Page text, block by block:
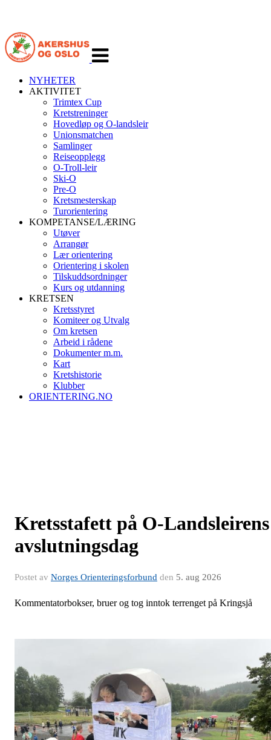
navigasjon
NYHETER
AKTIVITET
Trimtex Cup
Kretstreninger
Hovedløp og O-landsleir
Unionsmatchen
Samlinger
Reiseopplegg
O-Troll-leir
Ski-O
Pre-O
Kretsmesterskap
Turorientering
KOMPETANSE/LÆRING
Utøver
Arrangør
Lær orientering
Orientering i skolen
Tilskuddsordninger
Kurs og utdanning
KRETSEN
Kretsstyret
Komiteer og Utvalg
Om kretsen
Arbeid i rådene
Dokumenter m.m.
Kart
Kretshistorie
Klubber
ORIENTERING.NO
Kretsstafett på O-Landsleirens
avslutningsdag
Postet av Norges Orienteringsforbund den 5. aug 2026
Kommentatorbokser, bruer og tog inntok terrenget på Kringsjå